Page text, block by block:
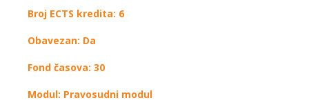
Broj ECTS kredita: 6
Obavezan: Da
Fond časova: 30
Modul: Pravosudni modul